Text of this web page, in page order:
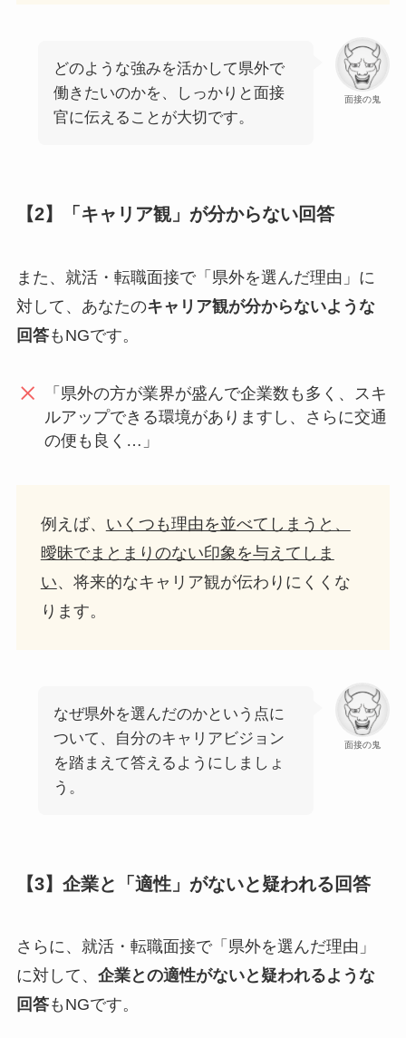
面接の鬼
どのような強みを活かして県外で
働きたいのかを、しっかりと面接
官に伝えることが大切です。
【2】「キャリア観」が分からない回答
また、就活・転職面接で「県外を選んだ理由」に
対して、あなたのキャリア観が分からないような
回答もNGです。
「県外の方が業界が盛んで企業数も多く、スキ
ルアップできる環境がありますし、さらに交通
の便も良く…」
例えば、 いくつも理由を並べてしまうと、
曖昧でまとまりのない印象を与えてしま
い、将来的なキャリア観が伝わりにくくな
ります。
面接の鬼
なぜ県外を選んだのかという点に
ついて、自分のキャリアビジョン
を踏まえて答えるようにしましょ
う。
【3】企業と「適性」がないと疑われる回答
さらに、就活・転職面接で「県外を選んだ理由」
に対して、 企業との適性がないと疑われるような
回答もNGです。